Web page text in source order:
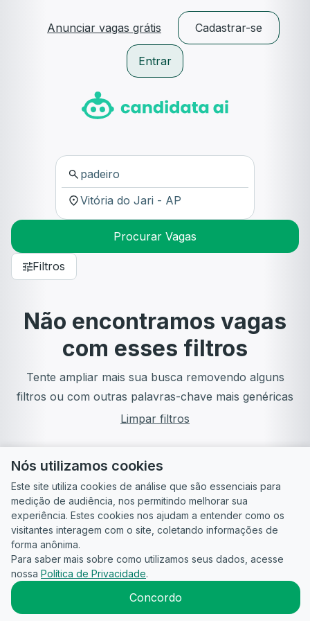
Anunciar vagas grátis Cadastrar-se
Entrar
Procurar Vagas
Filtros
Não encontramos vagas
com esses filtros
Tente ampliar mais sua busca removendo alguns
filtros ou com outras palavras-chave mais genéricas
Limpar filtros
Guia do
Candidato
Para
empresas
Política de
Privacidade
Termos
2026CandidataAI
Nós utilizamos cookies
Este site utiliza cookies de análise que são essenciais para
medição de audiência, nos permitindo melhorar sua
experiência. Estes cookies nos ajudam a entender como os
visitantes interagem com o site, coletando informações de
forma anônima.
Para saber mais sobre como utilizamos seus dados, acesse
nossa Política de Privacidade.
Concordo